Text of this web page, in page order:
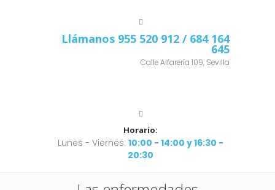
Llámanos 955 520 912 / 684 164
645
Calle Alfarería 109, Sevilla
Horario:
Lunes - Viernes: 10:00 - 14:00 y 16:30 -
20:30